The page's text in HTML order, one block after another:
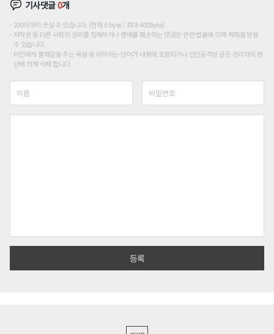
기사댓글0개
200자까지 쓰실 수 있습니다. (현재 0 byte / 최대 400byte)
저작권 등 다른 사람의 권리를 침해하거나 명예를 훼손하는 댓글은 관련 법률에 의해 제재를 받을
수 있습니다.
타인에게 불쾌감을 주는 욕설 등 비하하는 단어가 내용에 포함되거나 인신공격성 글은 관리자의 판
단에 의해 삭제 합니다.